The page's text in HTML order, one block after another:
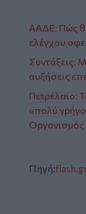
ΑΑΔΕ: Πώς
ελέγχου
Συντάξεις:
αυξήσεις
Πετρέλαιο:
«πολύ
Οργανισμός
Πηγή: